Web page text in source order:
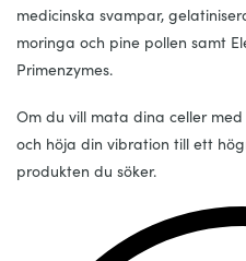
medicinska svampar,
moringa och pine pollen samt
Primenzymes.
Om du vill mata dina celler
och höja din vibration till ett
produkten du söker.